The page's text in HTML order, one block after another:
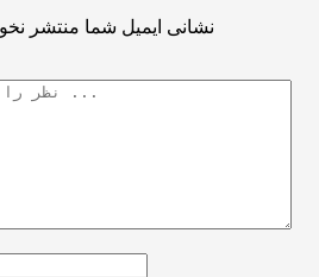
نشانی ایمیل شما منتشر